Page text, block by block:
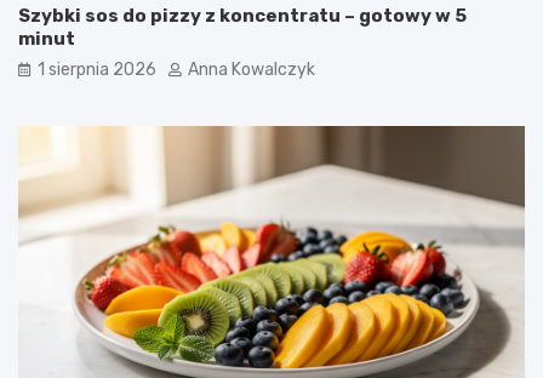
Szybki sos do pizzy z koncentratu – gotowy w 5
minut
1 sierpnia 2026 Anna Kowalczyk